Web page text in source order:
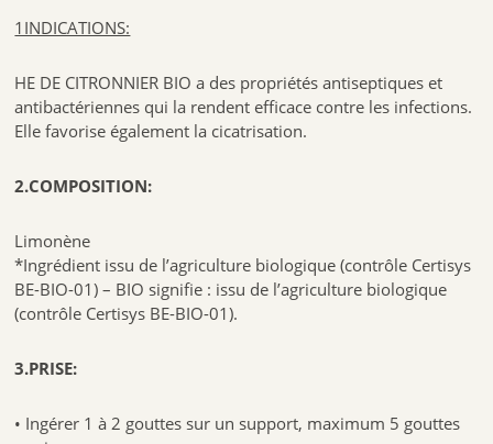
Pour les personnes sous traitement médical et chez les enfants de plus
Conserver l’huile essentielle de lavande vraie à l’abri de la lumière, de
l’air et de la chaleur. Les huiles essentielles sont sensibles aux
rayonnements UV ainsi qu’à l’évaporation progressive de leurs
constituants. Il est donc impératif de conserver vos huiles essentielles
dans un flacon en verre coloré à fermeture étanche à une
Pour en savoir plus sur leshuiles essentielles
1INDICATIONS:
HE DE CITRONNIER BIO a des propriétés antiseptiques et
antibactériennes qui la rendent efficace contre les infections.
Elle favorise également la cicatrisation.
2.COMPOSITION:
Limonène
*Ingrédient issu de l’agriculture biologique (contrôle Certisys
BE-BIO-01) – BIO signifie : issu de l’agriculture biologique
(contrôle Certisys BE-BIO-01).
3.PRISE:
• Ingérer 1 à 2 gouttes sur un support, maximum 5 gouttes